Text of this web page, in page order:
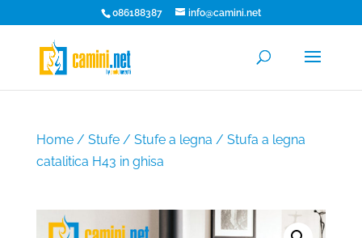
086188387 info@camini.net
Home/ Stufe/ Stufe a legna / Stufa a legna
catalitica H43 in ghisa